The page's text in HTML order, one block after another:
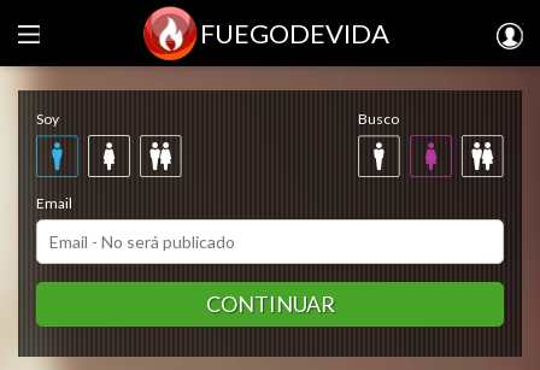
FUEGODEVIDA
Regístrate gratis
Soy Busco
Email
CONTINUAR